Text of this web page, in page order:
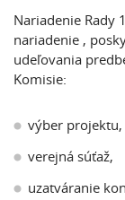
Nariadenie Rady
nariadenie ,
udeľovania
Komisie:
výber projektu,
verejná súťaž,
uzatváranie